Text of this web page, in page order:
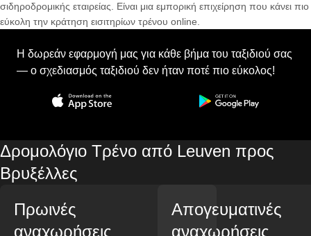
σιδηροδρομικής εταιρείας. Είναι μια εμπορική επιχείρηση που κάνει πιο
εύκολη την κράτηση εισιτηρίων τρένου online.
Η δωρεάν εφαρμογή μας για κάθε βήμα του ταξιδιού σας
— ο σχεδιασμός ταξιδιού δεν ήταν ποτέ πιο εύκολος!
Δρομολόγιο Τρένο από Leuven προς
Βρυξέλλες
Πρωινές
αναχωρήσεις
Απογευματινές
αναχωρήσεις